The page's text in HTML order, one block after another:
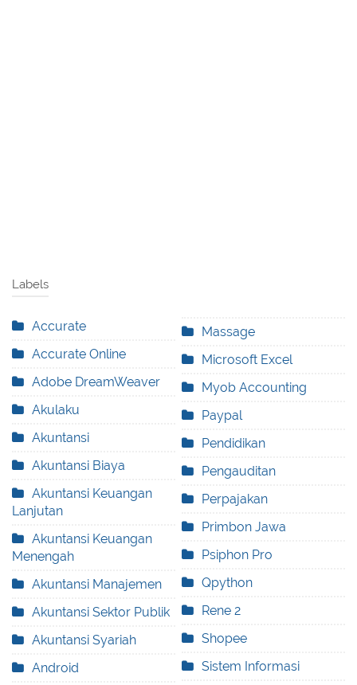
Labels
Accurate
Accurate Online
Adobe DreamWeaver
Akulaku
Akuntansi
Akuntansi Biaya
Akuntansi Keuangan
Lanjutan
Akuntansi Keuangan
Menengah
Akuntansi Manajemen
Akuntansi Sektor Publik
Akuntansi Syariah
Android
Massage
Microsoft Excel
Myob Accounting
Paypal
Pendidikan
Pengauditan
Perpajakan
Primbon Jawa
Psiphon Pro
Qpython
Rene 2
Shopee
Sistem Informasi